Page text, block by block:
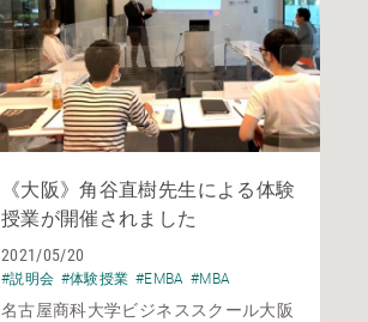
《大阪》角谷直樹先生による体験
授業が開催されました
2021/05/20
#説明会 #体験授業 #EMBA #MBA
名古屋商科大学ビジネススクール大阪